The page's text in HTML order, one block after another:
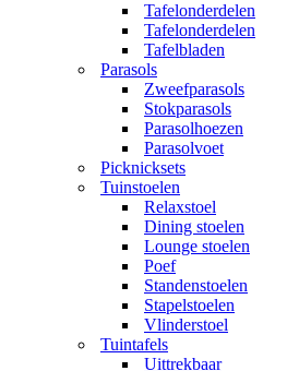
Tafelonderdelen
Tafelonderdelen
Tafelbladen
Parasols
Zweefparasols
Stokparasols
Parasolhoezen
Parasolvoet
Picknicksets
Tuinstoelen
Relaxstoel
Dining stoelen
Lounge stoelen
Poef
Standenstoelen
Stapelstoelen
Vlinderstoel
Tuintafels
Uittrekbaar